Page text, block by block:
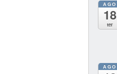
AGO
18
ter
AGO